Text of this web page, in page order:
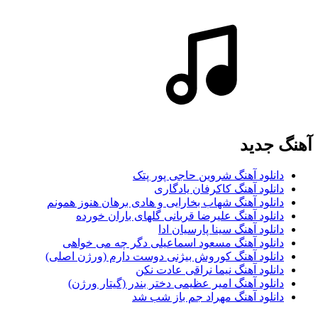
آهنگ جديد
دانلود آهنگ شروین حاجی پور پتک
دانلود آهنگ کاکرفان یادگاری
دانلود آهنگ شهاب بخارایی و هادی برهان هنوز همونم
دانلود آهنگ علیرضا قربانی گلهای باران خورده
دانلود آهنگ سینا پارسیان ادا
دانلود آهنگ مسعود اسماعیلی دگر چه می خواهی
دانلود آهنگ کوروش بیژنی دوست دارم (ورژن اصلی)
دانلود آهنگ نیما نراقی عادت نکن
دانلود آهنگ امیر عظیمی دختر بندر (گیتار ورژن)
دانلود آهنگ مهراد جم باز شب شد